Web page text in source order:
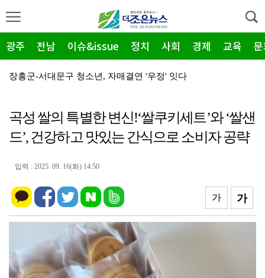
광주 전남 이슈&issue 정치 사회 경제 교육
장흥군-서대문구 청소년, 자매결연 '우정' 잇다
장흥군, 폭염·가뭄 '긴급 대책회의' 개최... "피해…
광주지방보훈청, 백범 김구 150주년: 청렴·적극행정 …
전남광주특별시, 해남 '400MW 태양광' 착공…SK하…
농어촌공사 전남본부, 2026년 전남광주 통합특별시 워…
전남광주특별시 '폭염 비상', 온열질환 고위험군 특별 …
영암 가뭄 '비상'… 서삼석 농해수위원장, 현장 점검
광양시 광영도서관, "AI 작가" 길 위의 인문학
곡성 쌀의 특별한 변신!‘쌀쿠키세트’와 ‘쌀샌
드’, 건강하고 맛있는 간식으로 소비자 공략
입력 : 2025. 09. 16(화) 14:50
가
가